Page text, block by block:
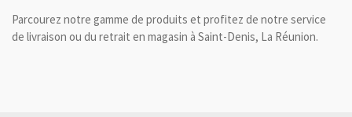
Parcourez notre gamme de produits et profitez de notre service
de livraison ou du retrait en magasin à Saint-Denis, La Réunion.